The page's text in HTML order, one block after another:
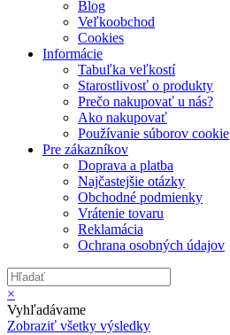
Blog
Veľkoobchod
Cookies
Informácie
Tabuľka veľkostí
Starostlivosť o produkty
Prečo nakupovať u nás?
Ako nakupovať
Používanie súborov cookie
Pre zákazníkov
Doprava a platba
Najčastejšie otázky
Obchodné podmienky
Vrátenie tovaru
Reklamácia
Ochrana osobných údajov
×
Vyhľadávame
Zobraziť všetky výsledky